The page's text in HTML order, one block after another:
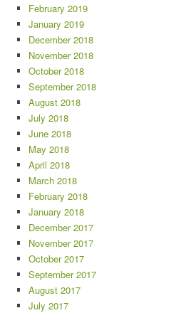
February 2019
January 2019
December 2018
November 2018
October 2018
September 2018
August 2018
July 2018
June 2018
May 2018
April 2018
March 2018
February 2018
January 2018
December 2017
November 2017
October 2017
September 2017
August 2017
July 2017